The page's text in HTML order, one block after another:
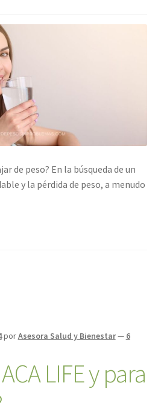
de peso? En la búsqueda de un
y la pérdida de peso, a menudo
porAsesora Salud y Bienestar— 6
LIFE y para